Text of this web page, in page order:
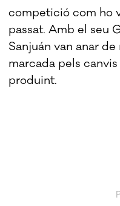
competició com ho
passat. Amb el seu
Sanjuán van anar
marcada pels
produint.